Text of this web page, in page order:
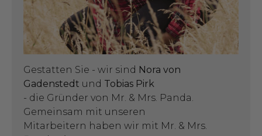
Gestatten Sie - wir sind Nora von
Gadenstedt und Tobias Pirk
- die Gründer von Mr. & Mrs. Panda.
Gemeinsam mit unseren
Mitarbeitern haben wir mit Mr. & Mrs.